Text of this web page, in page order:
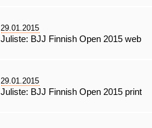
29.01.2015
Juliste: BJJ Finnish Open 2015 web
29.01.2015
Juliste: BJJ Finnish Open 2015 print